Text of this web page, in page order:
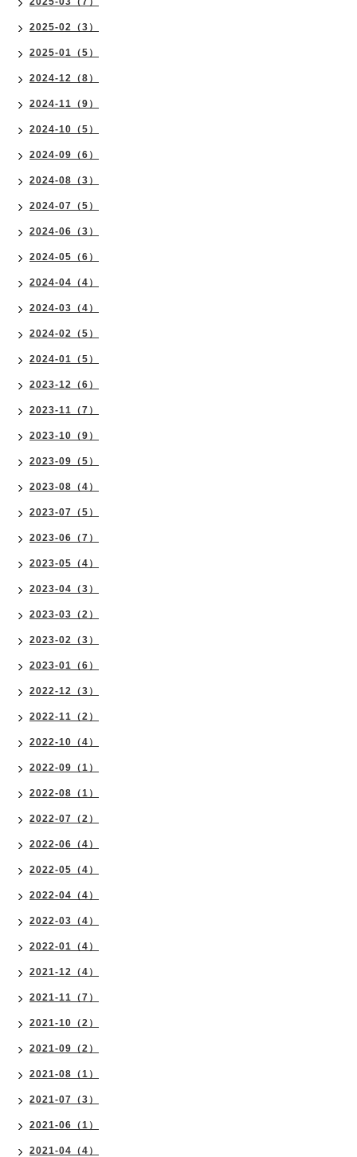
2025-02（3）
2025-01（5）
2024-12（8）
2024-11（9）
2024-10（5）
2024-09（6）
2024-08（3）
2024-07（5）
2024-06（3）
2024-05（6）
2024-04（4）
2024-03（4）
2024-02（5）
2024-01（5）
2023-12（6）
2023-11（7）
2023-10（9）
2023-09（5）
2023-08（4）
2023-07（5）
2023-06（7）
2023-05（4）
2023-04（3）
2023-03（2）
2023-02（3）
2023-01（6）
2022-12（3）
2022-11（2）
2022-10（4）
2022-09（1）
2022-08（1）
2022-07（2）
2022-06（4）
2022-05（4）
2022-04（4）
2022-03（4）
2022-01（4）
2021-12（4）
2021-11（7）
2021-10（2）
2021-09（2）
2021-08（1）
2021-07（3）
2021-06（1）
2021-04（4）